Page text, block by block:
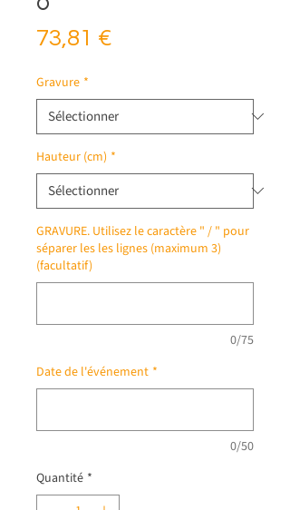
73,81 €
Gravure *
Hauteur (cm) *
GRAVURE. Utilisez le caractère " / " pour
séparer les les lignes (maximum 3)
(facultatif)
0/75
Date de l'événement *
0/50
Quantité *